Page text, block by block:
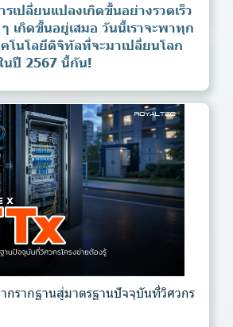
เปลี่ยนแปลงเกิดขึ้นอย่างรวดเร็ว
เกิดขึ้นอยู่เสมอ วันนี้เราจะพาทุก
โนโลยีดิจิทัลที่จะมาเปลี่ยนโลก
นปี 2567 นี้กัน!
กรากฐานสู่มาตรฐานปัจจุบันที่วิศวกร